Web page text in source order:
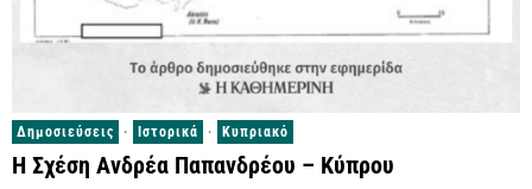
Δημοσιεύσεις · Ιστορικά · Κυπριακό
Η Σχέση Ανδρέα Παπανδρέου – Κύπρου